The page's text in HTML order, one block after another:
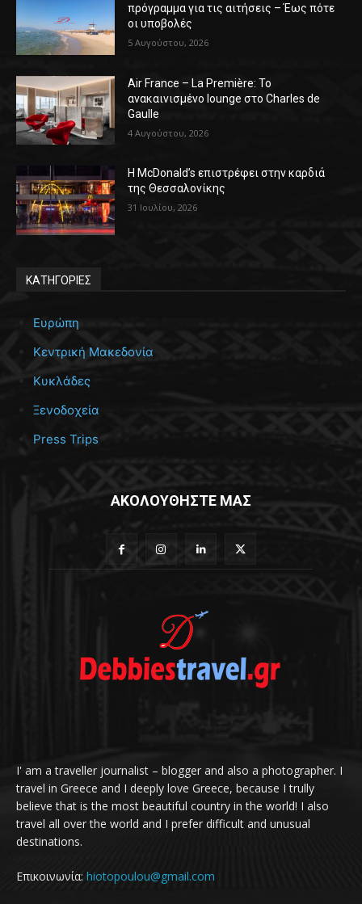
πρόγραμμα για τις αιτήσεις – Έως πότε
οι υποβολές
5 Αυγούστου, 2026
Air France – La Première: Το
ανακαινισμένο lounge στο Charles de
Gaulle
4 Αυγούστου, 2026
Η McDonald’s επιστρέφει στην καρδιά
της Θεσσαλονίκης
31 Ιουλίου, 2026
ΚΑΤΗΓΟΡΙΕΣ
Ευρώπη
Κεντρική Μακεδονία
Κυκλάδες
Ξενοδοχεία
Press Trips
ΑΚΟΛΟΥΘΗΣΤΕ ΜΑΣ
I' am a traveller journalist – blogger and also a photographer. I
travel in Greece and I deeply love Greece, because I trully
believe that is the most beautiful country in the world! I also
travel all over the world and I prefer difficult and unusual
destinations.
Επικοινωνία: hiotopoulou@gmail.com